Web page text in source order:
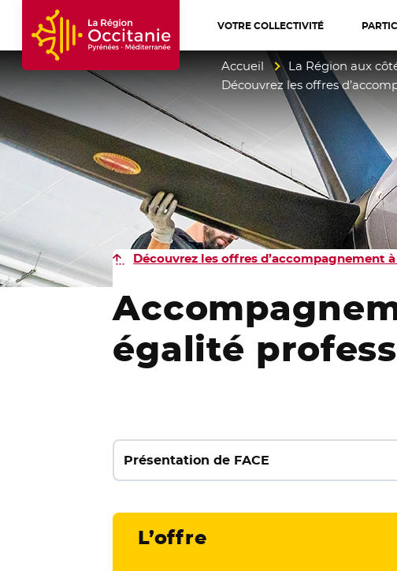
Accueil Région Occitanie / Pyrénées-
VOTRE COLLECTIVITÉ
Accueil La Région aux
Découvrez les offres
Découvrez les offres d’accompagnement
égalité
Présentation de FACE
L’offre